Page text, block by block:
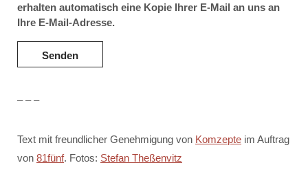
erhalten automatisch eine Kopie Ihrer E-Mail an uns an
Ihre E-Mail-Adresse.
– – –
Text mit freundlicher Genehmigung von Komzepte im Auftrag
von 81fünf. Fotos: Stefan Theßenvitz